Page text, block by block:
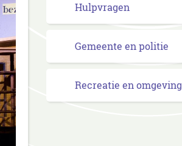
Hulpvragen
Gemeente en politie
Recreatie en omgeving